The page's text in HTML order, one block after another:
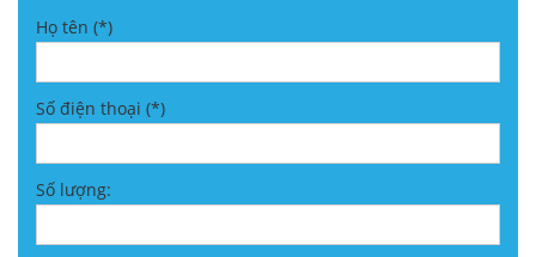
Họ tên (*)
Số điện thoại (*)
Số lượng: